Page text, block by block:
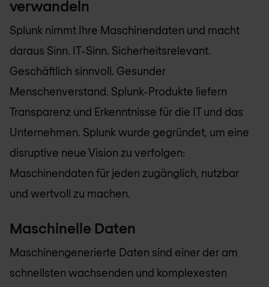
verwandeln
Splunk nimmt Ihre Maschinendaten und macht
daraus Sinn. IT-Sinn. Sicherheitsrelevant.
Geschäftlich sinnvoll. Gesunder
Menschenverstand. Splunk-Produkte liefern
Transparenz und Erkenntnisse für die IT und das
Unternehmen. Splunk wurde gegründet, um eine
disruptive neue Vision zu verfolgen:
Maschinendaten für jeden zugänglich, nutzbar
und wertvoll zu machen.
Maschinelle Daten
Maschinengenerierte Daten sind einer der am
schnellsten wachsenden und komplexesten